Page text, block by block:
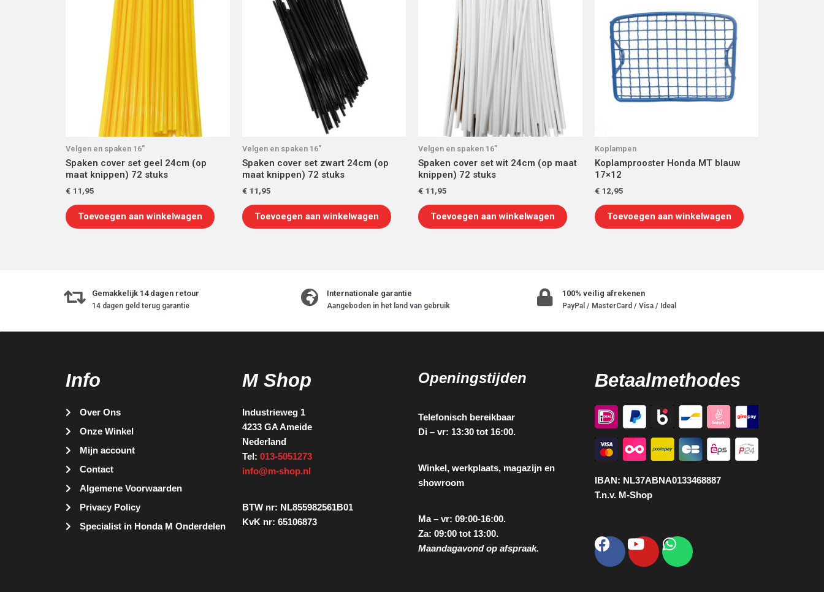
Velgen en spaken 16"
Spaken cover set geel 24cm (op
maat knippen) 72 stuks
€ 11,95
Toevoegen aan winkelwagen
Velgen en spaken 16"
Spaken cover set zwart 24cm (op
maat knippen) 72 stuks
€11,95
Toevoegen aan winkelwagen
Velgen en spaken 16"
Spaken cover set wit 24cm (op maat
knippen) 72 stuks
€ 11,95
Toevoegen aan winkelwagen
Koplampen
Koplamprooster Honda MT blauw
17×12
€12,95
Toevoegen aan winkelwagen
Gemakkelijk 14 dagen retour
14 dagen geld terug garantie
Internationale garantie
Aangeboden in het land van gebruik
100% veilig afrekenen
PayPal / MasterCard / Visa / Ideal
Info
Over Ons
Onze Winkel
Mijn account
Contact
Algemene Voorwaarden
Privacy Policy
Specialist in Honda M Onderdelen
M Shop
Industrieweg 1
4233 GA Ameide
Nederland
Tel: 013-5051273
info@m-shop.nl
BTW nr: NL855982561B01
KvK nr: 65106873
Openingstijden
Telefonisch bereikbaar
Di – vr: 13:30 tot 16:00.
Winkel, werkplaats, magazijn en
showroom
Ma – vr: 09:00-16:00.
Za: 09:00 tot 13:00.
Maandagavond op afspraak.
Betaalmethodes
IBAN: NL37ABNA0133468887
T.n.v. M-Shop
Facebook
YoutubeWhatsapp